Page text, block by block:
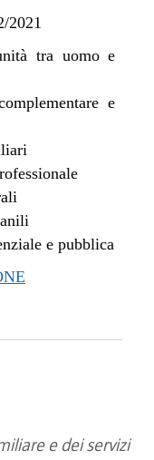
2021
tra uomo e
e
e pubblica
e dei servizi